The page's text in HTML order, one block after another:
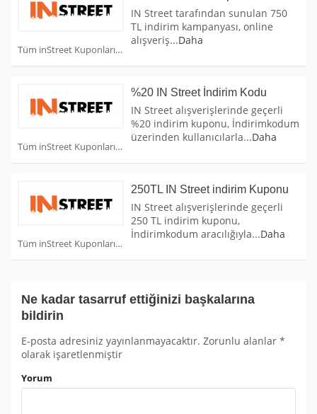
Tüm inStreet Kuponları
IN Street tarafından sunulan 750
TL indirim kampanyası, online
alışveriş...Daha
Tüm inStreet Kuponları
%20 IN Street İndirim Kodu
IN Street alışverişlerinde geçerli
%20 indirim kuponu, İndirimkodum
üzerinden kullanıcılarla...Daha
Tüm inStreet Kuponları
250TL IN Street indirim Kuponu
IN Street alışverişlerinde geçerli
250 TL indirim kuponu,
İndirimkodum aracılığıyla...Daha
Ne kadar tasarruf ettiğinizi başkalarına
bildirin
E-posta adresiniz yayınlanmayacaktır. Zorunlu alanlar *
olarak işaretlenmiştir
Yorum